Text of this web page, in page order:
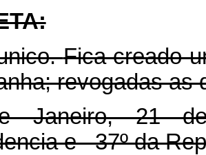
Fica creado
revogadas as
Janeiro, 21
e 37º da